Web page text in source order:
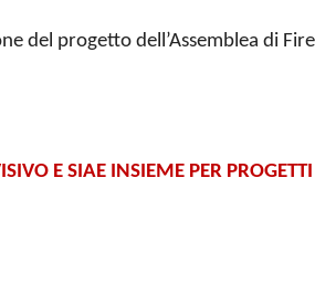
del progetto dell’Assemblea di
E SIAE INSIEME PER